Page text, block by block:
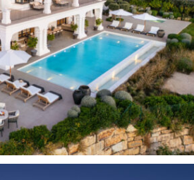
Private Terrace
Sauna
Entrada de seguridad
Persianas de seguridad
Separate dining room
SPA